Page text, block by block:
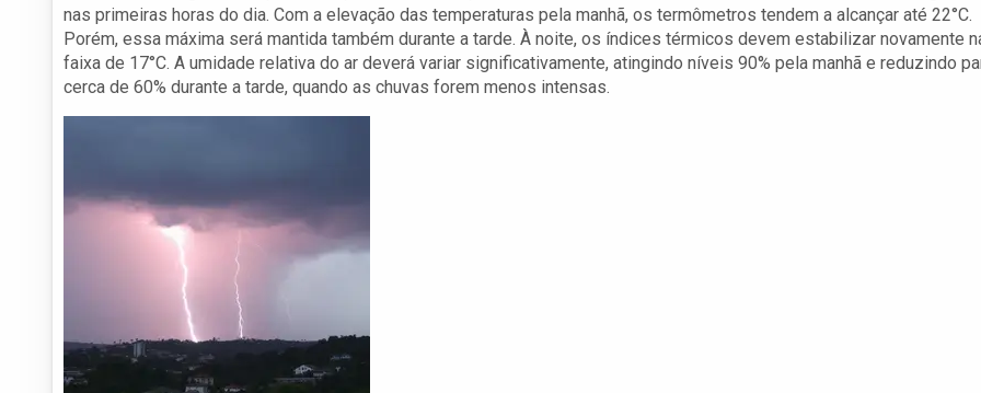
nas primeiras horas do dia. Com a elevação das temperaturas pela manhã, os termômetros tendem a alcançar até 22°C.
Porém, essa máxima será mantida também durante a tarde. À noite, os índices térmicos devem estabilizar novamente
faixa de 17°C. A umidade relativa do ar deverá variar significativamente, atingindo níveis 90% pela manhã e reduzindo
cerca de 60% durante a tarde, quando as chuvas forem menos intensas.